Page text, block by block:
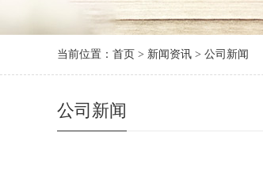
当前位置： 首页 > 新闻资讯 > 公司新闻
公司新闻